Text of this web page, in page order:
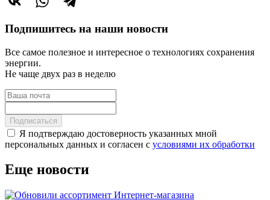
Подпишитесь на наши новости
Все самое полезное и интересное о технологиях сохранения
энергии.
Не чаще двух раз в неделю
Подписаться
Я подтверждаю достоверность указанных мной
персональных данных и согласен с условиями их обработки
Еще новости